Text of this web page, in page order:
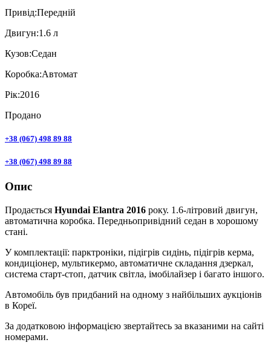
Привiд:Передній
Двигун:1.6 л
Кузов:Седан
Коробка:Автомат
Рік:2016
Продано
+38 (067) 498 89 88
+38 (067) 498 89 88
Опис
Продається Hyundai Elantra 2016 року. 1.6-літровий двигун,
автоматична коробка. Передньопривідний седан в хорошому
стані.
У комплектації: парктроніки, підігрів сидінь, підігрів керма,
кондиціонер, мультикермо, автоматичне складання дзеркал,
система старт-стоп, датчик світла, імобілайзер і багато іншого.
Автомобіль був придбаний на одному з найбільших аукціонів
в Кореї.
За додатковою інформацією звертайтесь за вказаними на сайті
номерами.